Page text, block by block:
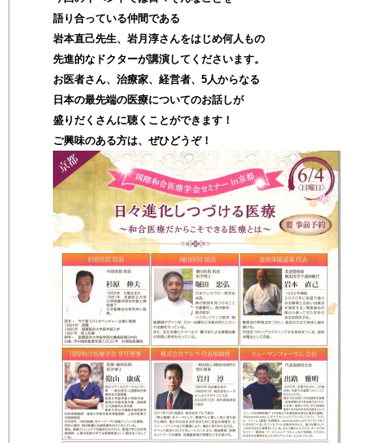
語り合っている仲間である
岩本直己先生、岩月淳さんをはじめ何人もの
先進的なドクターが講演してくださいます。
お医者さん、治療家、経営者、5人からなる
日本の最先端の医療についてのお話しが
盛りだくさんに聴くことができます！
ご興味のある方は、ぜひどうぞ！